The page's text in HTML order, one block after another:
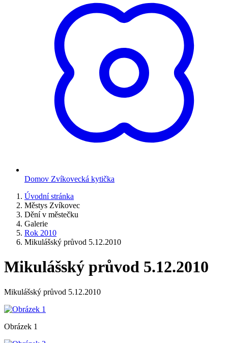
Domov Zvíkovecká kytička
Úvodní stránka
Městys Zvíkovec
Dění v městečku
Galerie
Rok 2010
Mikulášský průvod 5.12.2010
Mikulášský průvod 5.12.2010
Mikulášský průvod 5.12.2010
Obrázek 1